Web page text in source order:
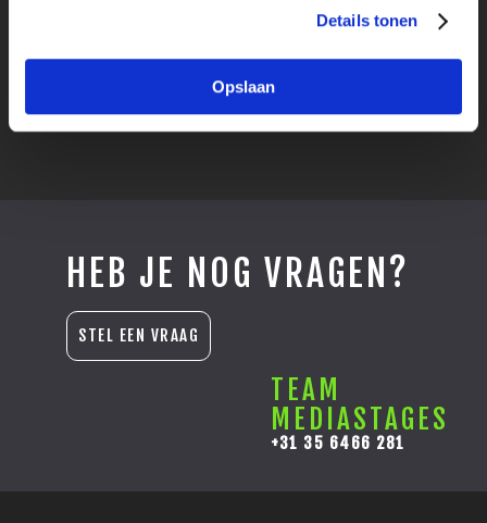
Details tonen
Opslaan
voorwaarden en
HEB JE NOG VRAGEN?
STEL EEN VRAAG
TEAM
MEDIASTAGES
+31 35 6466 281